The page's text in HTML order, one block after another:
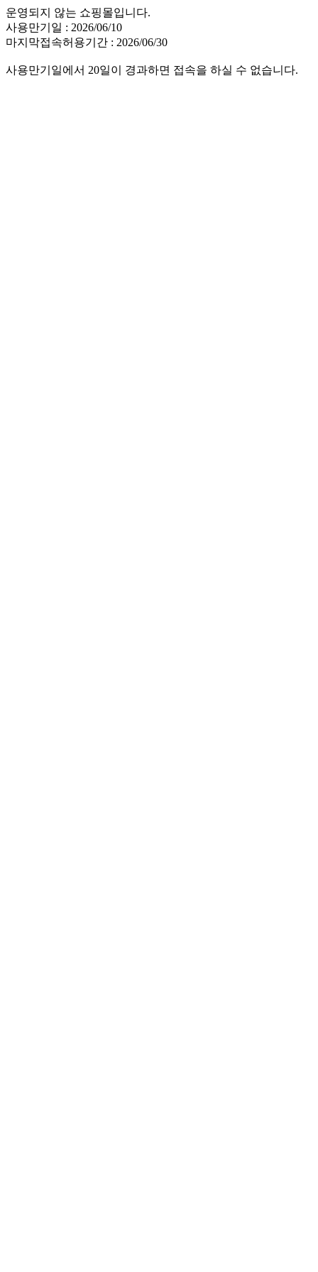
운영되지 않는 쇼핑몰입니다.
사용만기일 : 2026/06/10
마지막접속허용기간 : 2026/06/30
사용만기일에서 20일이 경과하면 접속을 하실 수 없습니다.